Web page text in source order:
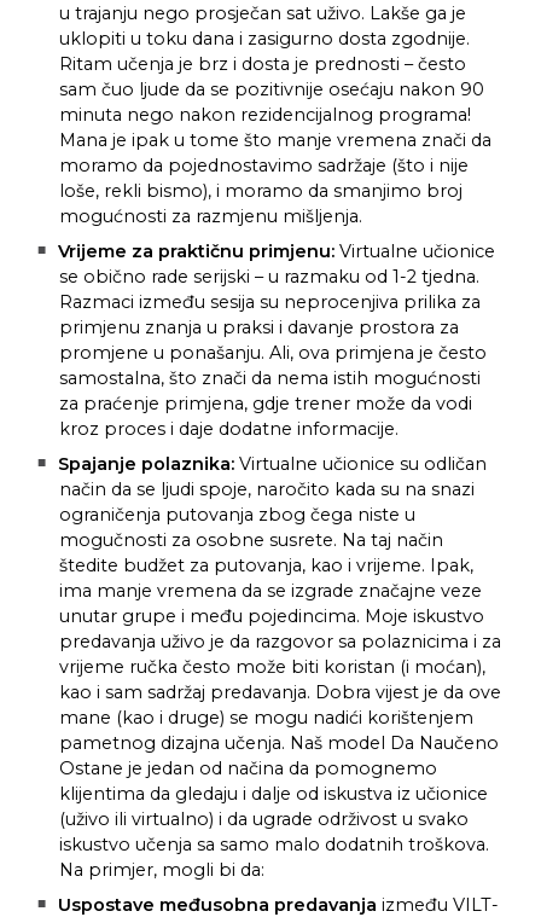
u trajanju nego prosječan sat uživo. Lakše ga je
uklopiti u toku dana i zasigurno dosta zgodnije.
Ritam učenja je brz i dosta je prednosti – često
sam čuo ljude da se pozitivnije osećaju nakon 90
minuta nego nakon rezidencijalnog programa!
Mana je ipak u tome što manje vremena znači da
moramo da pojednostavimo sadržaje (što i nije
loše, rekli bismo), i moramo da smanjimo broj
mogućnosti za razmjenu mišljenja.
Vrijeme za praktičnu primjenu: Virtualne učionice
se obično rade serijski – u razmaku od 1-2 tjedna.
Razmaci između sesija su neprocenjiva prilika za
primjenu znanja u praksi i davanje prostora za
promjene u ponašanju. Ali, ova primjena je često
samostalna, što znači da nema istih mogućnosti
za praćenje primjena, gdje trener može da vodi
kroz proces i daje dodatne informacije.
Spajanje polaznika: Virtualne učionice su odličan
način da se ljudi spoje, naročito kada su na snazi
ograničenja putovanja zbog čega niste u
mogučnosti za osobne susrete. Na taj način
štedite budžet za putovanja, kao i vrijeme. Ipak,
ima manje vremena da se izgrade značajne veze
unutar grupe i među pojedincima. Moje iskustvo
predavanja uživo je da razgovor sa polaznicima i za
vrijeme ručka često može biti koristan (i moćan),
kao i sam sadržaj predavanja. Dobra vijest je da ove
mane (kao i druge) se mogu nadići korištenjem
pametnog dizajna učenja. Naš model Da Naučeno
Ostane je jedan od načina da pomognemo
klijentima da gledaju i dalje od iskustva iz učionice
(uživo ili virtualno) i da ugrade održivost u svako
iskustvo učenja sa samo malo dodatnih troškova.
Na primjer, mogli bi da:
Uspostave međusobna predavanja između VILT-